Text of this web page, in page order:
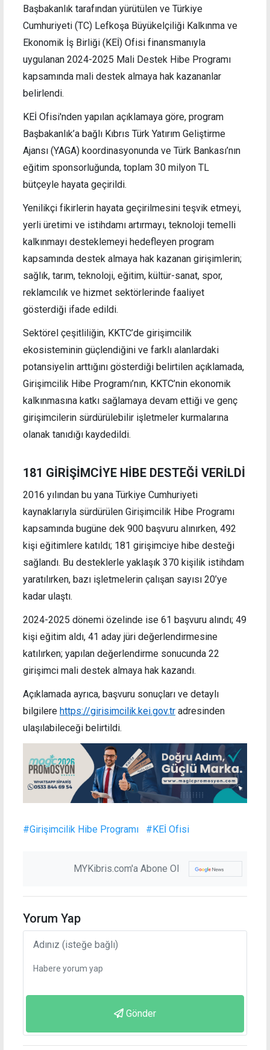
Başbakanlık tarafından yürütülen ve Türkiye
Cumhuriyeti (TC) Lefkoşa Büyükelçiliği Kalkınma ve
Ekonomik İş Birliği (KEİ) Ofisi finansmanıyla
uygulanan 2024-2025 Mali Destek Hibe Programı
kapsamında mali destek almaya hak kazananlar
belirlendi.
KEİ Ofisi'nden yapılan açıklamaya göre, program
Başbakanlık’a bağlı Kıbrıs Türk Yatırım Geliştirme
Ajansı (YAGA) koordinasyonunda ve Türk Bankası’nın
eğitim sponsorluğunda, toplam 30 milyon TL
bütçeyle hayata geçirildi.
Yenilikçi fikirlerin hayata geçirilmesini teşvik etmeyi,
yerli üretimi ve istihdamı artırmayı, teknoloji temelli
kalkınmayı desteklemeyi hedefleyen program
kapsamında destek almaya hak kazanan girişimlerin;
sağlık, tarım, teknoloji, eğitim, kültür-sanat, spor,
reklamcılık ve hizmet sektörlerinde faaliyet
gösterdiği ifade edildi.
Sektörel çeşitliliğin, KKTC’de girişimcilik
ekosisteminin güçlendiğini ve farklı alanlardaki
potansiyelin arttığını gösterdiği belirtilen açıklamada,
Girişimcilik Hibe Programı’nın, KKTC’nin ekonomik
kalkınmasına katkı sağlamaya devam ettiği ve genç
girişimcilerin sürdürülebilir işletmeler kurmalarına
olanak tanıdığı kaydedildi.
181 GİRİŞİMCİYE HİBE DESTEĞİ VERİLDİ
2016 yılından bu yana Türkiye Cumhuriyeti
kaynaklarıyla sürdürülen Girişimcilik Hibe Programı
kapsamında bugüne dek 900 başvuru alınırken, 492
kişi eğitimlere katıldı; 181 girişimciye hibe desteği
sağlandı. Bu desteklerle yaklaşık 370 kişilik istihdam
yaratılırken, bazı işletmelerin çalışan sayısı 20’ye
kadar ulaştı.
2024-2025 dönemi özelinde ise 61 başvuru alındı; 49
kişi eğitim aldı, 41 aday jüri değerlendirmesine
katılırken; yapılan değerlendirme sonucunda 22
girişimci mali destek almaya hak kazandı.
Açıklamada ayrıca, başvuru sonuçları ve detaylı
bilgilere https://girisimcilik.kei.gov.tr adresinden
ulaşılabileceği belirtildi.
#Girişimcilik Hibe Programı #KEİ Ofisi
MYKibris.com'a Abone Ol
Yorum Yap
Gönder